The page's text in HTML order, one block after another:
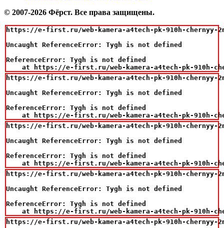
© 2007-2026 Фёрст. Все права защищены.
https://e-first.ru/web-kamera-a4tech-pk-910h-chernyy-
Uncaught ReferenceError: Tygh is not defined
ReferenceError: Tygh is not defined
at https://e-first.ru/web-kamera-a4tech-pk-910h-
https://e-first.ru/web-kamera-a4tech-pk-910h-chernyy-
Uncaught ReferenceError: Tygh is not defined
ReferenceError: Tygh is not defined
at https://e-first.ru/web-kamera-a4tech-pk-910h-
https://e-first.ru/web-kamera-a4tech-pk-910h-chernyy-
Uncaught ReferenceError: Tygh is not defined
ReferenceError: Tygh is not defined
at https://e-first.ru/web-kamera-a4tech-pk-910h-
https://e-first.ru/web-kamera-a4tech-pk-910h-chernyy-
Uncaught ReferenceError: Tygh is not defined
ReferenceError: Tygh is not defined
at https://e-first.ru/web-kamera-a4tech-pk-910h-
https://e-first.ru/web-kamera-a4tech-pk-910h-chernyy-